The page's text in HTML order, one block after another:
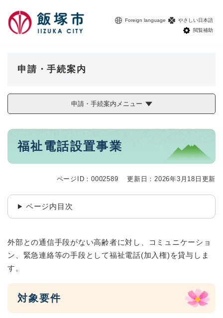
Foreign language
やさしい日本語
閲覧補助
申請・手続案内
申請・手続案内メニュー
本
福祉電話設置事業
ページID：0002589 更新日：2026年3月18日更新
ページ内目次
外部との通信手段がない高齢者に対し、コミュニケーショ
ン、緊急連絡等の手段として福祉電話(加入権)を貸与しま
す。
対象要件